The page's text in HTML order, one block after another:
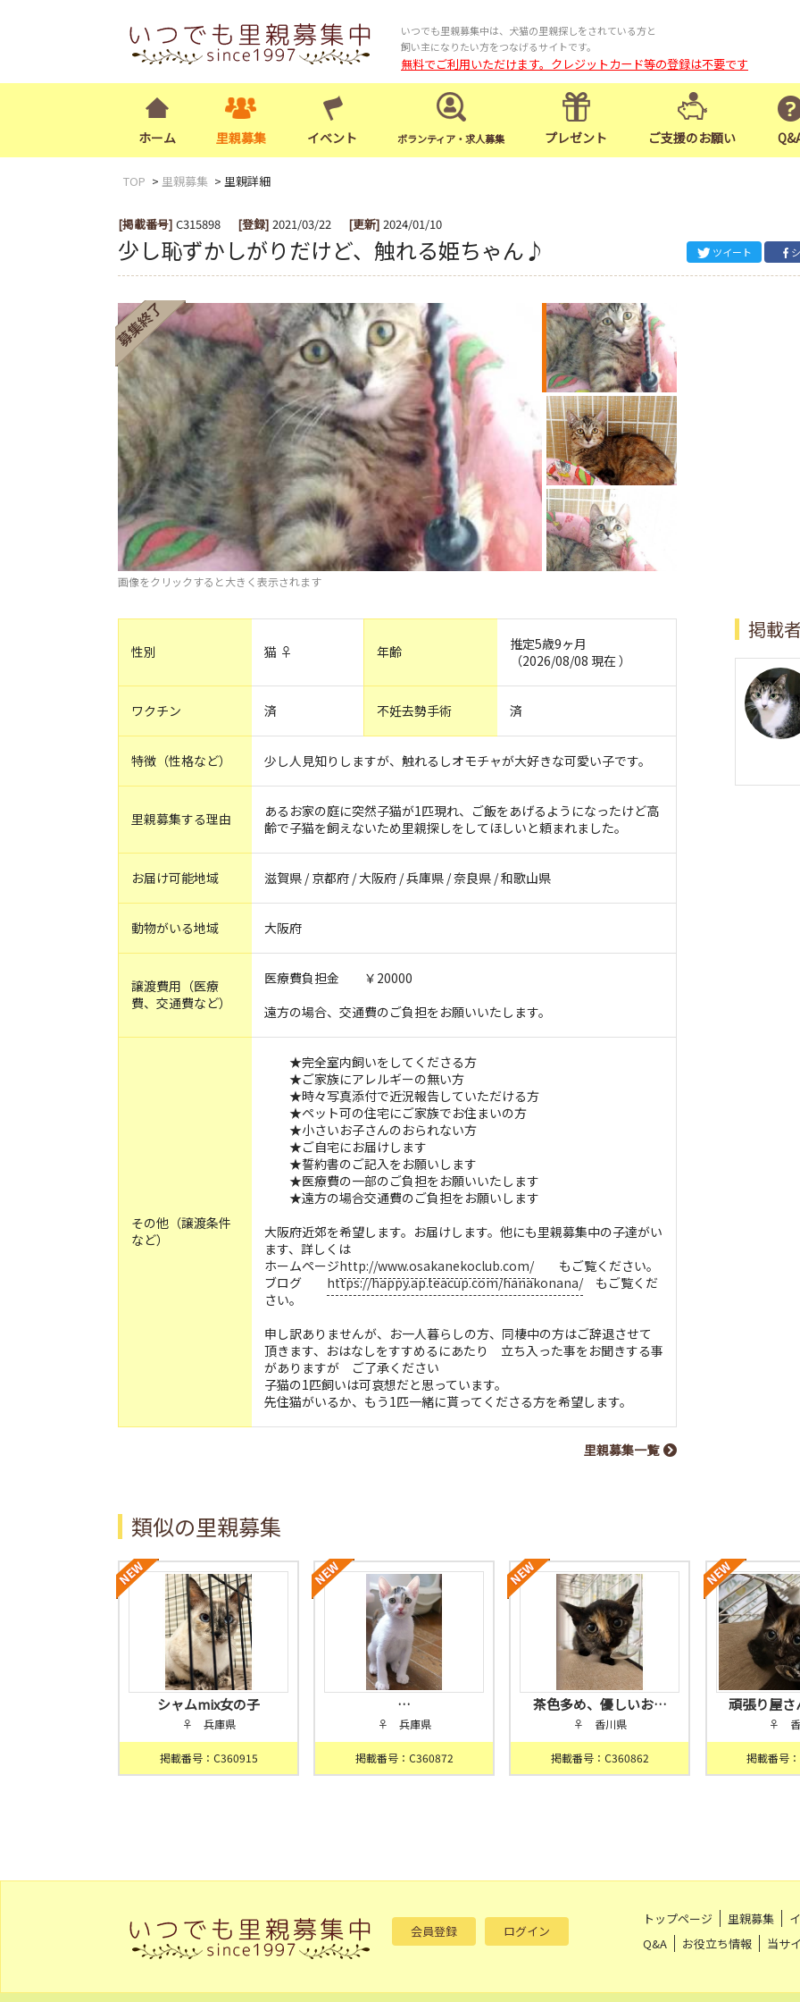
いつでも里親募集中は、犬猫の里親探しをされている方と
飼い主になりたい方をつなげるサイトです。
無料でご利用いただけます。クレジットカード等の登録は不要です
ホーム 里親募集 イベント ボランティア・求人募集 プレゼント ご支援のお願い
TOP 里親募集 里親詳細
[掲載番号] C315898 [登録] 2021/03/22 [更新] 2024/01/10
少し恥ずかしがりだけど、触れる姫ちゃん♪ ツイート
画像をクリックすると大きく表示されます
性別 猫 ♀ 年齢
推定5歳9ヶ月
（2026/08/08 現在 ）
ワクチン 済 不妊去勢手術 済
特徴（性格など） 少し人見知りしますが、触れるしオモチャが大好きな可愛い子です。
里親募集する理由
あるお家の庭に突然子猫が1匹現れ、ご飯をあげるようになったけど高
齢で子猫を飼えないため里親探しをしてほしいと頼まれました。
お届け可能地域 滋賀県 / 京都府 / 大阪府 / 兵庫県 / 奈良県 / 和歌山県
動物がいる地域 大阪府
譲渡費用（医療
費、交通費など）
医療費負担金 ￥20000
遠方の場合、交通費のご負担をお願いいたします。
その他（譲渡条件
など）
★完全室内飼いをしてくださる方
★ご家族にアレルギーの無い方
★時々写真添付で近況報告していただける方
★ペット可の住宅にご家族でお住まいの方
★小さいお子さんのおられない方
★ご自宅にお届けします
★誓約書のご記入をお願いします
★医療費の一部のご負担をお願いいたします
★遠方の場合交通費のご負担をお願いします
大阪府近郊を希望します。お届けします。他にも里親募集中の子達がい
ます、詳しくは
ホームページhttp://www.osakanekoclub.com/もご覧ください。
ブログ https://happy.ap.teacup.com/hanakonana/もご覧くだ
さい。
申し訳ありませんが、お一人暮らしの方、同棲中の方はご辞退させて
頂きます、おはなしをすすめるにあたり 立ち入った事をお聞きする事
がありますが ご了承ください
子猫の1匹飼いは可哀想だと思っています。
先住猫がいるか、もう1匹一緒に貰ってくださる方を希望します。
里親募集一覧
掲載者
類似の里親募集
シャムmix女の子
♀ 兵庫県
掲載番号：C360915
…
♀ 兵庫県
掲載番号：C360872
茶色多め、優しいお…
♀ 香川県
掲載番号：C360862
頑張り屋
♀ 香
掲載番号
会員登録 ログイン
トップページ 里親募集
Q&A
お役立ち情報 当サ